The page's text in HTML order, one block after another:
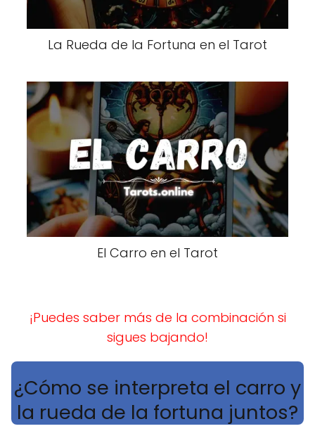
La Rueda de la Fortuna en el Tarot
El Carro en el Tarot
¡Puedes saber más de la combinación si
sigues bajando!
¿Cómo se interpreta el carro y
la rueda de la fortuna juntos?